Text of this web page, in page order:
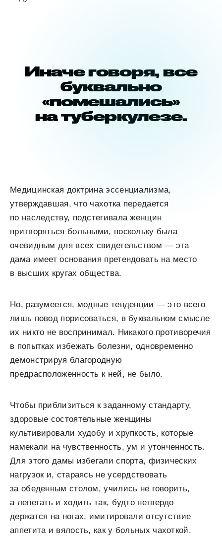
Иначе говоря, все
буквально
«помешались»
на туберкулезе.
Медицинская доктрина эссенциализма,
утверждавшая, что чахотка передается
по наследству, подстегивала женщин
притворяться больными, поскольку была
очевидным для всех свидетельством — эта
дама имеет основания претендовать на место
в высших кругах общества.
Но, разумеется, модные тенденции — это всего
лишь повод порисоваться, в буквальном смысле
их никто не воспринимал. Никакого противоречия
в попытках избежать болезни, одновременно
демонстрируя благородную
предрасположенность к ней, не было.
Чтобы приблизиться к заданному стандарту,
здоровые состоятельные женщины
культивировали худобу и хрупкость, которые
намекали на чувственность, ум и утонченность.
Для этого дамы избегали спорта, физических
нагрузок и, стараясь не усердствовать
за обеденным столом, учились не говорить,
а лепетать и ходить так, будто нетвердо
держатся на ногах, имитировали отсутствие
аппетита и вялость, как у больных чахоткой.